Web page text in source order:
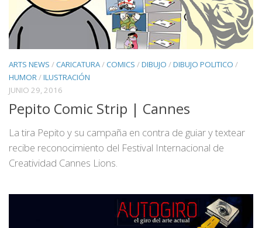
ARTS NEWS /CARICATURA/COMICS /DIBUJO /DIBUJO POLITICO /
HUMOR/ILUSTRACIÓN
JUNIO 29, 2016
Pepito Comic Strip | Cannes
La tira Pepito y su campaña en contra de guiar y textear
recibe reconocimiento del Festival Internacional de
Creatividad Cannes Lions.